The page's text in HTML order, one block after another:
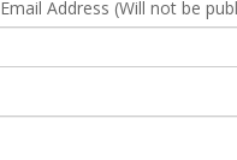
Email Address (Will not be